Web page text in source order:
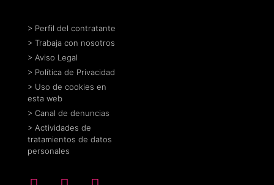
> Perfil del contratante
> Trabaja con nosotros
> Aviso Legal
> Política de Privacidad
> Uso de cookies en
esta web
> Canal de denuncias
> Actividades de
tratamientos de datos
personales